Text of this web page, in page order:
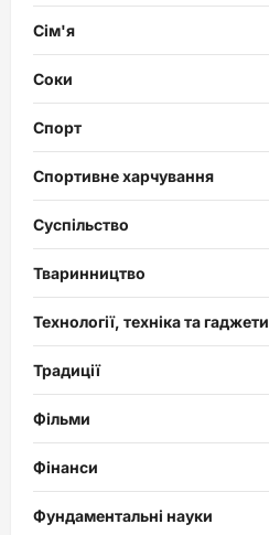
Сім'я
Соки
Спорт
Спортивне харчування
Суспільство
Тваринництво
Технології, техніка та гаджети
Традиції
Фільми
Фінанси
Фундаментальні науки